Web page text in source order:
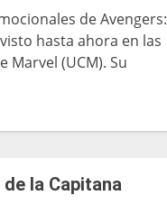
de Avengers:
hasta ahora en las
Marvel (UCM). Su
la Capitana